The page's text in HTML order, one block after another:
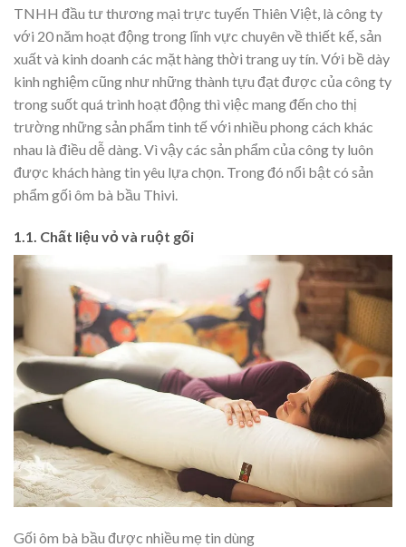
TNHH đầu tư thương mại trực tuyến Thiên Việt, là công ty
với 20 năm hoạt động trong lĩnh vực chuyên về thiết kế, sản
xuất và kinh doanh các mặt hàng thời trang uy tín. Với bề dày
kinh nghiệm cũng như những thành tựu đạt được của công ty
trong suốt quá trình hoạt động thì việc mang đến cho thị
trường những sản phẩm tinh tế với nhiều phong cách khác
nhau là điều dễ dàng. Vì vậy các sản phẩm của công ty luôn
được khách hàng tin yêu lựa chọn. Trong đó nổi bật có sản
phẩm gối ôm bà bầu Thivi.
1.1. Chất liệu vỏ và ruột gối
Gối ôm bà bầu được nhiều mẹ tin dùng